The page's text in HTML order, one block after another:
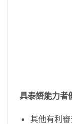
具泰語能力者
其他有利